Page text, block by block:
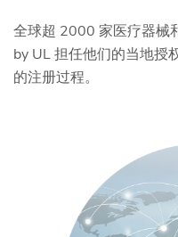
全球超 2000 家医疗器械
by UL 担任他们的当地授
的注册过程。